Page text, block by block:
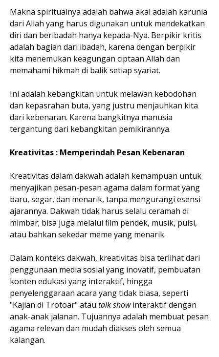
Makna spiritualnya adalah bahwa akal adalah karunia
dari Allah yang harus digunakan untuk mendekatkan
diri dan beribadah hanya kepada-Nya. Berpikir kritis
adalah bagian dari ibadah, karena dengan berpikir
kita menemukan keagungan ciptaan Allah dan
memahami hikmah di balik setiap syariat.
Ini adalah kebangkitan untuk melawan kebodohan
dan kepasrahan buta, yang justru menjauhkan kita
dari kebenaran. Karena bangkitnya manusia
tergantung dari kebangkitan pemikirannya.
Kreativitas : Memperindah Pesan Kebenaran
Kreativitas dalam dakwah adalah kemampuan untuk
menyajikan pesan-pesan agama dalam format yang
baru, segar, dan menarik, tanpa mengurangi esensi
ajarannya. Dakwah tidak harus selalu ceramah di
mimbar; bisa juga melalui film pendek, musik, puisi,
atau bahkan sekedar meme yang menarik.
Dalam konteks dakwah, kreativitas bisa terlihat dari
penggunaan media sosial yang inovatif, pembuatan
konten edukasi yang interaktif, hingga
penyelenggaraan acara yang tidak biasa, seperti
"Kajian di Trotoar" atau talk showinteraktif dengan
anak-anak jalanan. Tujuannya adalah membuat pesan
agama relevan dan mudah diakses oleh semua
kalangan.